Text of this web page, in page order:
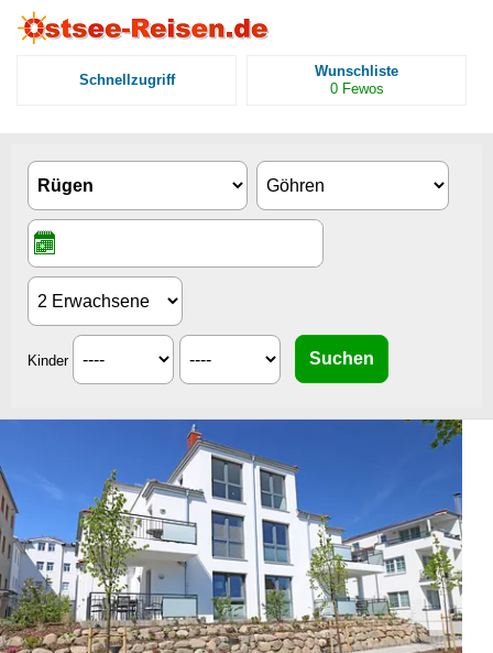
Schnellzugriff
Wunschliste
0 Fewos
Kinder